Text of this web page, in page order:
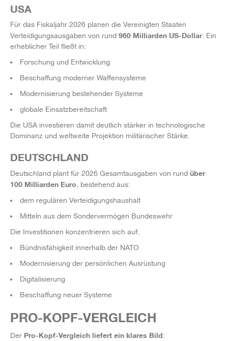
USA
Für das Fiskaljahr 2026 planen die Vereinigten Staaten
Verteidigungsausgaben von rund 960 Milliarden US-Dollar. Ein
erheblicher Teil fließt in:
Forschung und Entwicklung
Beschaffung moderner Waffensysteme
Modernisierung bestehender Systeme
globale Einsatzbereitschaft
Die USA investieren damit deutlich stärker in technologische
Dominanz und weltweite Projektion militärischer Stärke.
DEUTSCHLAND
Deutschland plant für 2026 Gesamtausgaben von rund über
100 Milliarden Euro , bestehend aus:
dem regulären Verteidigungshaushalt
Mitteln aus dem Sondervermögen Bundeswehr
Die Investitionen konzentrieren sich auf:
Bündnisfähigkeit innerhalb der NATO
Modernisierung der persönlichen Ausrüstung
Digitalisierung
Beschaffung neuer Systeme
PRO-KOPF-VERGLEICH
Der Pro-Kopf-Vergleich liefert ein klares Bild: